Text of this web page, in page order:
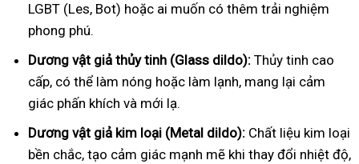
LGBT (Les, Bot) hoặc ai muốn có thêm trải nghiệm
phong phú.
Dương vật giả thủy tinh (Glass dildo): Thủy tinh cao
cấp, có thể làm nóng hoặc làm lạnh, mang lại cảm
giác phấn khích và mới lạ.
Dương vật giả kim loại (Metal dildo): Chất liệu kim loại
bền chắc, tạo cảm giác mạnh mẽ khi thay đổi nhiệt độ,